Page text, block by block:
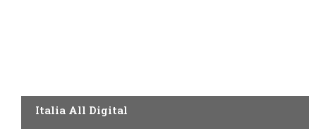
Italia All Digital